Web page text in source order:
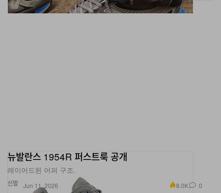
신발
뉴발란스 1954R 퍼스트룩 공개
레이어드된 어퍼 구조.
Jun 11, 2026 8.0K 0